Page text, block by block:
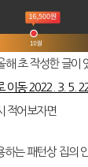
해 초 작성한 글이
이동 2022. 3. 5.
적어보자면
하는 패턴상 집의